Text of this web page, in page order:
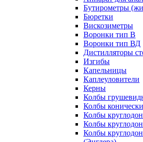
Бутирометры
Бюретки
Вискозиметры
Воронки тип В
Воронки тип ВД
Дистилляторы
Изгибы
Капельницы
Каплеуловители
Керны
Колбы
Колбы
Колбы
Колбы
Колбы